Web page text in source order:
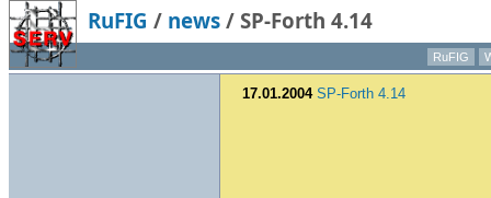
RuFIG / news / SP-Forth 4.14
RuFIG
17.01.2004 SP-Forth 4.14